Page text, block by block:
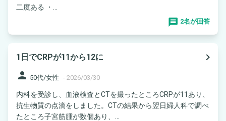
二度ある ・...
2名が回答
1日でCRPが11から12に
navigate_next
person 50代/女性 - 2026/03/30
内科を受診し、血液検査とCTを撮ったところCRPが11あり、
抗生物質の点滴をしました。CTの結果から翌日婦人科で調べ
たところ子宮筋腫が数個あり、...